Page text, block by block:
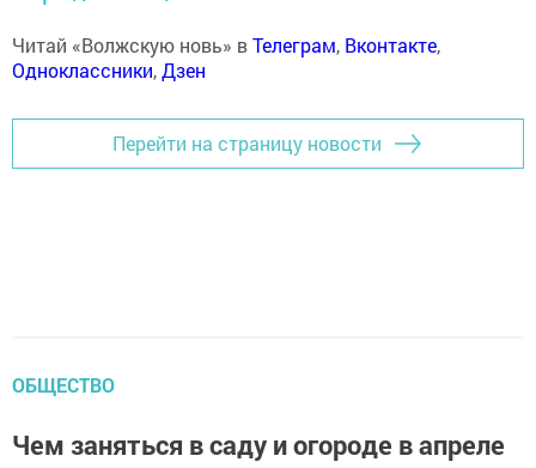
Читай «Волжскую новь» вТелеграм, Вконтакте,
Одноклассники,Дзен
Перейти на страницу новости
ОБЩЕСТВО
Чем заняться в саду и огороде в апреле